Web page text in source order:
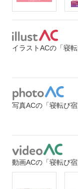
イラストACの「寝
写真ACの「寝転び
動画ACの「寝転び